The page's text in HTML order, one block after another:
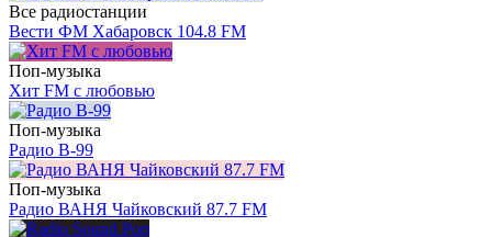
Все радиостанции
Вести ФМ Хабаровск 104.8 FM
Поп-музыка
Хит FM с любовью
Поп-музыка
Радио В-99
Поп-музыка
Радио ВАНЯ Чайковский 87.7 FM